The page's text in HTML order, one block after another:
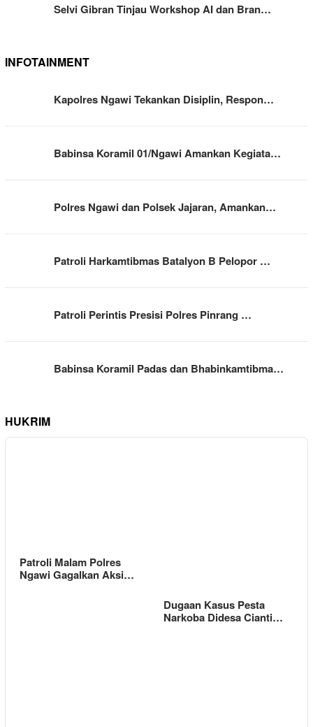
Selvi Gibran Tinjau Workshop AI dan Bran…
INFOTAINMENT
Kapolres Ngawi Tekankan Disiplin, Respon…
Babinsa Koramil 01/Ngawi Amankan Kegiata…
Polres Ngawi dan Polsek Jajaran, Amankan…
Patroli Harkamtibmas Batalyon B Pelopor …
Patroli Perintis Presisi Polres Pinrang …
Babinsa Koramil Padas dan Bhabinkamtibma…
HUKRIM
Patroli Malam Polres
Ngawi Gagalkan Aksi…
Dugaan Kasus Pesta
Narkoba Didesa Cianti…